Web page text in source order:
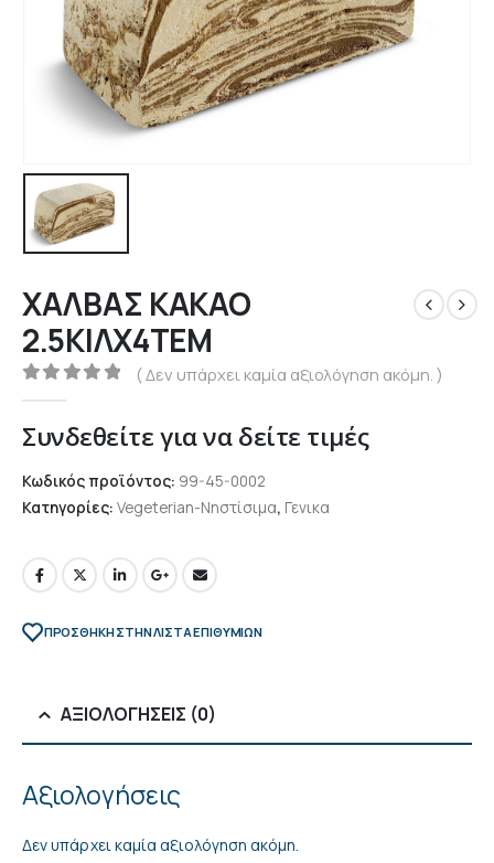
ΧΑΛΒΑΣ ΚΑΚΑΟ
2.5ΚΙΛΧ4ΤΕΜ
0out of 5
( Δεν υπάρχει καμία αξιολόγηση ακόμη. )
Συνδεθείτε για να δείτε τιμές
Κωδικός προϊόντος: 99-45-0002
Κατηγορίες: Vegeterian-Νηστίσιμα, Γενικα
ΠΡΌΣΘΉΚΗ ΣΤΗΝ ΛΊΣΤΑ ΕΠΙΘΥΜΙΏΝ
ΑΞΙΟΛΟΓΉΣΕΙΣ (0)
Αξιολογήσεις
Δεν υπάρχει καμία αξιολόγηση ακόμη.